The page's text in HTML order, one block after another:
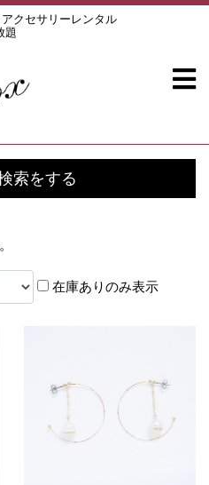
アクセサリーレンタル
題
索をする
在庫ありのみ表示